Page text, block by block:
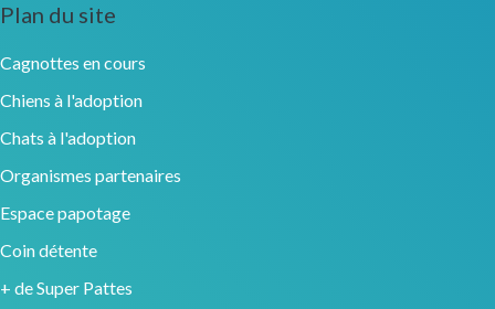
Plan du site
Cagnottes en cours
Chiens à l'adoption
Chats à l'adoption
Organismes partenaires
Espace papotage
Coin détente
+ de Super Pattes